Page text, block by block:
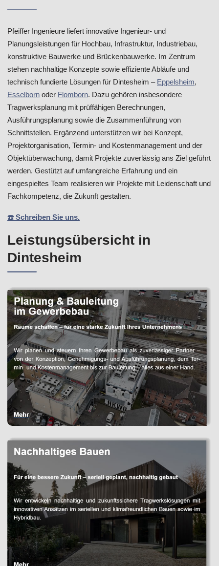
Pfeiffer Ingenieure liefert innovative Ingenieur- und
Planungsleistungen für Hochbau, Infrastruktur, Industriebau,
konstruktive Bauwerke und Brückenbauwerke. Im Zentrum
stehen nachhaltige Konzepte sowie effiziente Abläufe und
technisch fundierte Lösungen für Dintesheim – Eppelsheim,
Esselborn oder Flomborn. Dazu gehören insbesondere
Tragwerksplanung mit prüffähigen Berechnungen,
Ausführungsplanung sowie die Zusammenführung von
Schnittstellen. Ergänzend unterstützen wir bei Konzept,
Projektorganisation, Termin- und Kostenmanagement und der
Objektüberwachung, damit Projekte zuverlässig ans Ziel geführt
werden. Gestützt auf umfangreiche Erfahrung und ein
eingespieltes Team realisieren wir Projekte mit Leidenschaft und
Fachkompetenz, die Zukunft gestalten.
☎️ Schreiben Sie uns.
Leistungsübersicht in
Dintesheim